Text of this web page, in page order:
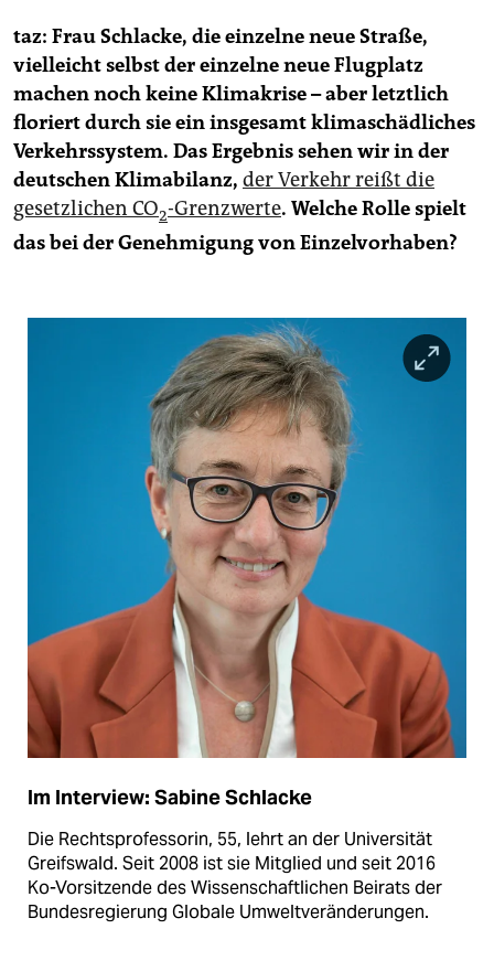
genossenschaft
epaper login
taz: Frau Schlacke, die einzelne neue Straße,
vielleicht selbst der einzelne neue Flugplatz
machen noch keine Klimakrise – aber letztlich
floriert durch sie ein insgesamt klimaschädliches
Verkehrssystem. Das Ergebnis sehen wir in der
deutschen Klimabilanz, der Verkehr reißt die
gesetzlichen CO2-Grenzwerte. Welche Rolle spielt
das bei der Genehmigung von Einzelvorhaben?
Im Interview: Sabine Schlacke
Die Rechtsprofessorin, 55, lehrt an der Universität
Greifswald. Seit 2008 ist sie Mitglied und seit 2016
Ko-Vorsitzende des Wissenschaftlichen Beirats der
Bundesregierung Globale Umweltveränderungen.